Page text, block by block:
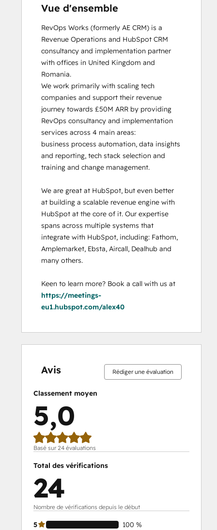
Service Hub Software
Vue d'ensemble
RevOps Works (formerly AE CRM) is a
Revenue Operations and HubSpot CRM
consultancy and implementation partner
with offices in United Kingdom and
Romania.
We work primarily with scaling tech
companies and support their revenue
journey towards £50M ARR by providing
RevOps consultancy and implementation
services across 4 main areas:
business process automation, data insights
and reporting, tech stack selection and
training and change management.
We are great at HubSpot, but even better
at building a scalable revenue engine with
HubSpot at the core of it. Our expertise
spans across multiple systems that
integrate with HubSpot, including: Fathom,
Amplemarket, Ebsta, Aircall, Dealhub and
many others.
https://meetings-
eu1.hubspot.com/alex40
Avis Rédiger une évaluation
Classement moyen
5,0
Basé sur 24 évaluations
Total des vérifications
24
Nombre de vérifications depuis le début
5 100 %